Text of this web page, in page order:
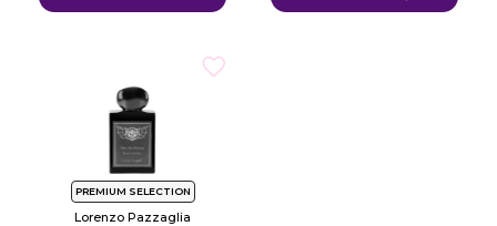
PREMIUM SELECTION
Lorenzo Pazzaglia